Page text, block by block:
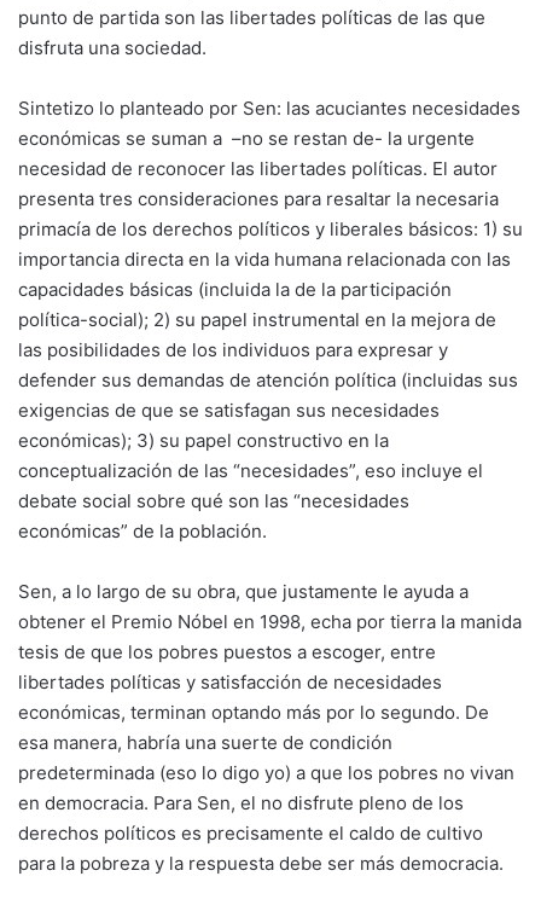
punto de partida son las libertades políticas de las que
disfruta una sociedad.
Sintetizo lo planteado por Sen: las acuciantes necesidades
económicas se suman a –no se restan de- la urgente
necesidad de reconocer las libertades políticas. El autor
presenta tres consideraciones para resaltar la necesaria
primacía de los derechos políticos y liberales básicos: 1) su
importancia directa en la vida humana relacionada con las
capacidades básicas (incluida la de la participación
política-social); 2) su papel instrumental en la mejora de
las posibilidades de los individuos para expresar y
defender sus demandas de atención política (incluidas sus
exigencias de que se satisfagan sus necesidades
económicas); 3) su papel constructivo en la
conceptualización de las “necesidades”, eso incluye el
debate social sobre qué son las “necesidades
económicas” de la población.
Sen, a lo largo de su obra, que justamente le ayuda a
obtener el Premio Nóbel en 1998, echa por tierra la manida
tesis de que los pobres puestos a escoger, entre
libertades políticas y satisfacción de necesidades
económicas, terminan optando más por lo segundo. De
esa manera, habría una suerte de condición
predeterminada (eso lo digo yo) a que los pobres no vivan
en democracia. Para Sen, el no disfrute pleno de los
derechos políticos es precisamente el caldo de cultivo
para la pobreza y la respuesta debe ser más democracia.